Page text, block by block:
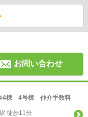
お問い合わせ
4棟 4号棟 仲介手数料
徒歩11分